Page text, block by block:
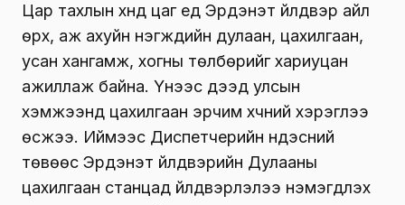
Цар тахлын хүнд цаг үед Эрдэнэт үйлдвэр айл
өрх, аж ахуйн нэгжүүдийн дулаан, цахилгаан,
усан хангамж, хогны төлбөрийг хариуцан
ажиллаж байна. Үүнээс үүдээд улсын
хэмжээнд цахилгаан эрчим хүчний хэрэглээ
өсжээ. Иймээс Диспетчерийн үндэсний
төвөөс Эрдэнэт үйлдвэрийн Дулааны
цахилгаан станцад үйлдвэрлэлээ нэмэгдүүлэх